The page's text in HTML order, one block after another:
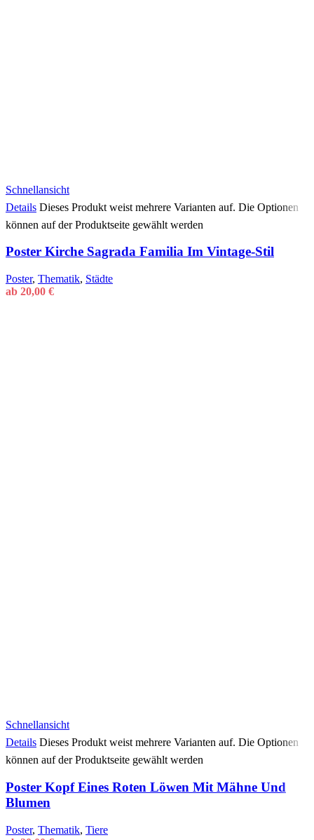
Schnellansicht
Details Dieses Produkt weist mehrere Varianten auf. Die Optionen
können auf der Produktseite gewählt werden
Poster Kirche Sagrada Familia Im Vintage-Stil
Poster, Thematik, Städte
ab 20,00 €
Schnellansicht
Details Dieses Produkt weist mehrere Varianten auf. Die Optionen
können auf der Produktseite gewählt werden
Poster Kopf Eines Roten Löwen Mit Mähne Und
Blumen
Poster, Thematik, Tiere